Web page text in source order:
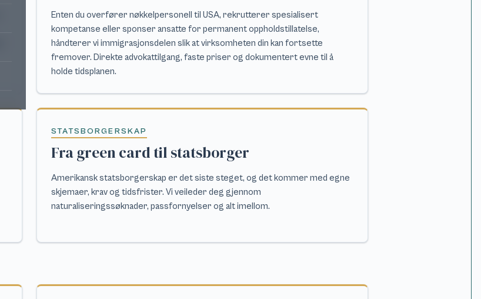
Enten du overfører nøkkelpersonell til USA, rekrutterer spesialisert
kompetanse eller sponser ansatte for permanent oppholdstillatelse,
håndterer vi immigrasjonsdelen slik at virksomheten din kan fortsette
fremover. Direkte advokattilgang, faste priser og dokumentert evne til å
holde tidsplanen.
STATSBORGERSKAP
Fra green card til statsborger
Amerikansk statsborgerskap er det siste steget, og det kommer med egne
skjemaer, krav og tidsfrister. Vi veileder deg gjennom
naturaliseringssøknader, passfornyelser og alt imellom.